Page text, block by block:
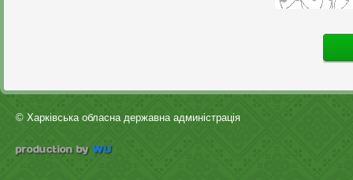
© Харківська обласна державна админістрація